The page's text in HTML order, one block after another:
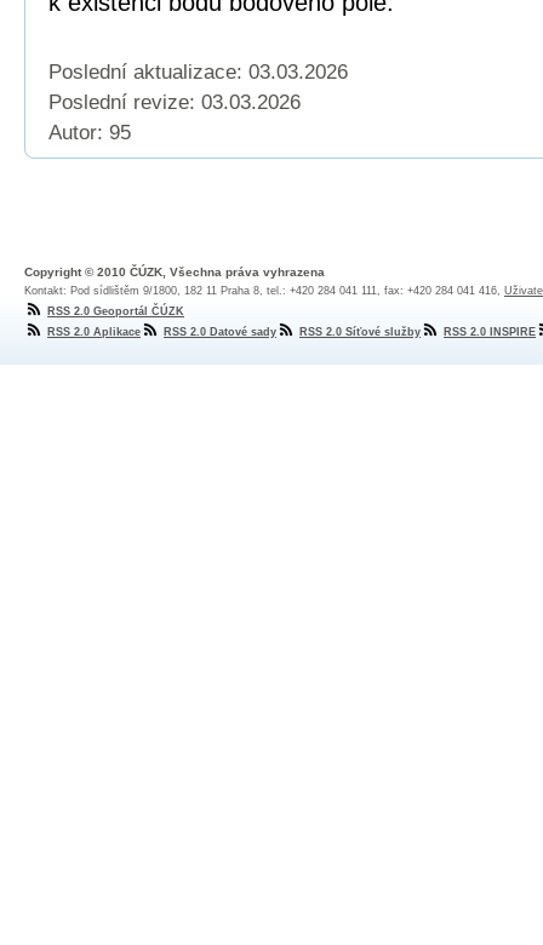
Poslední aktualizace: 03.03.2026
Poslední revize: 03.03.2026
Autor: 95
Copyright © 2010 ČÚZK, Všechna práva vyhrazena
Kontakt: Pod sídlištěm 9/1800, 182 11 Praha 8, tel.: +420 284 041 111, fax: +420 284 041 416,
RSS 2.0 Geoportál ČÚZK
RSS 2.0 Aplikace
RSS 2.0 Datové sady RSS 2.0 Síťové služby RSS 2.0 INSPIRE